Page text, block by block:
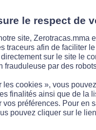
le respect de
site, Zerotracas.mma
traceurs afin de faciliter
sur le site le
frauduleuse par des
les cookies », vous
finalités ainsi que de la
préférences. Pour en
pouvez cliquer sur le